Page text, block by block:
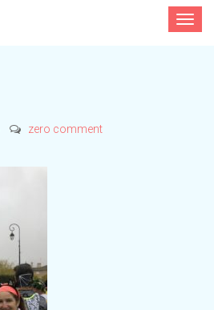
Toggle
zero comment